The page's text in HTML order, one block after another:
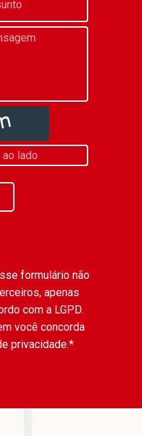
formulário não
apenas
com a LGPD.
você concorda
privacidade.*